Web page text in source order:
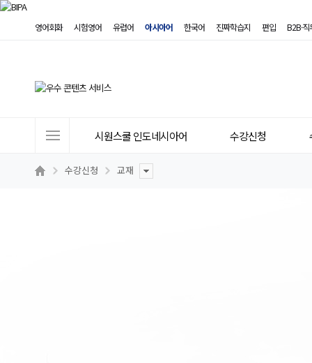
영어회화 시험영어 유럽어 아시아어 한국어 진짜학습지 편입 B2B·
트
시원스쿨 인도네시아어 수강신청
수강신청 교재